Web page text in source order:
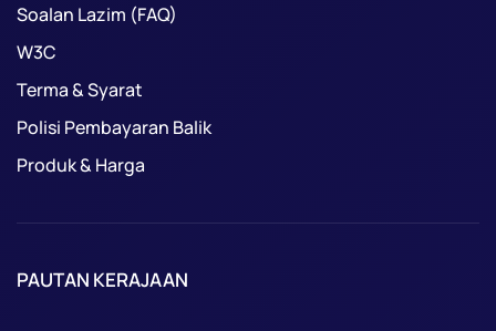
Soalan Lazim (FAQ)
W3C
Terma & Syarat
Polisi Pembayaran Balik
Produk & Harga
PAUTAN KERAJAAN